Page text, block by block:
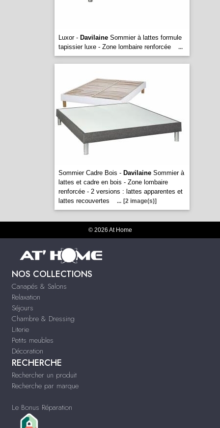
Luxor - DavilaineSommier à lattes formule
tapissier luxe - Zone lombaire renforcée
...
Sommier Cadre Bois - DavilaineSommier à
lattes et cadre en bois - Zone lombaire
renforcée - 2 versions : lattes apparentes et
lattes recouvertes
... [2 image(s)]
© 2026 At Home
NOS COLLECTIONS
Canapés & Salons
Relaxation
Séjours
Chambre & Dressing
Literie
Petits meubles
Décoration
RECHERCHE
Rechercher un produit
Recherche par marque
Le Bonus Réparation